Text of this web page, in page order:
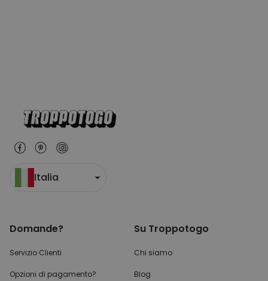
sul tuo prossimo ordine, oltre a e-mail sulle
novità, idee regalo geniali e sconti esclusivi?
Iscriviti subito